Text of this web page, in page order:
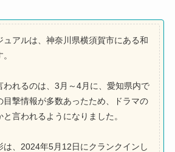
ュアルは、神奈川県横須賀市にある和
われるのは、3月～4月に、愛知県内で
目撃情報が多数あったため、ドラマの
言われるようになりました。
は、2024年5月12日にクランクインし